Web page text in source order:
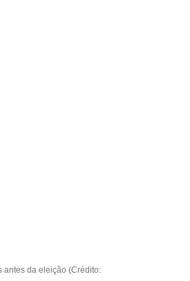
antes da eleição (Crédito: